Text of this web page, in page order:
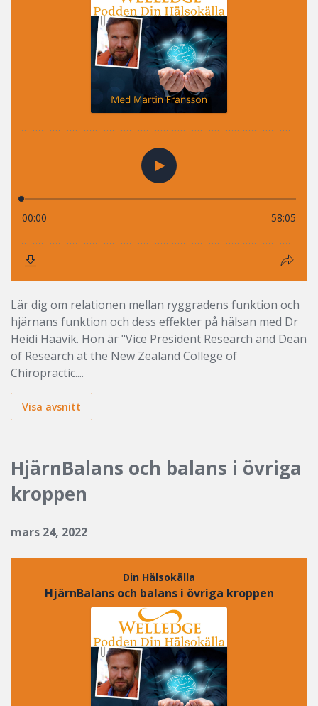
Lär dig om relationen mellan ryggradens funktion och
hjärnans funktion och dess effekter på hälsan med Dr
Heidi Haavik. Hon är "Vice President Research and Dean
of Research at the New Zealand College of
Chiropractic....
Visa avsnitt
HjärnBalans och balans i övriga
kroppen
mars 24, 2022